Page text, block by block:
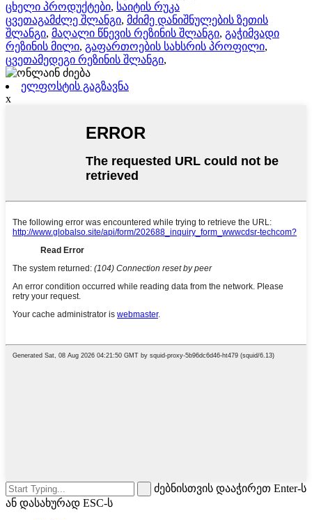
ცხელი პროდუქტები, საიტის რუკა
ცვეთაგამძლე შლანგი, მძიმე დანიშნულების ზეთის
შლანგი, მაღალი წნევის რეზინის შლანგი, გაჭიმვადი
რეზინის მილი, გაფართოების სახსრის პროფილი,
ცვეთამედეგი რეზინის შლანგი,
ელფოსტის გაგზავნა
x
ძებნისთვის დააჭირეთ Enter-ს
ან დასახურად ESC-ს